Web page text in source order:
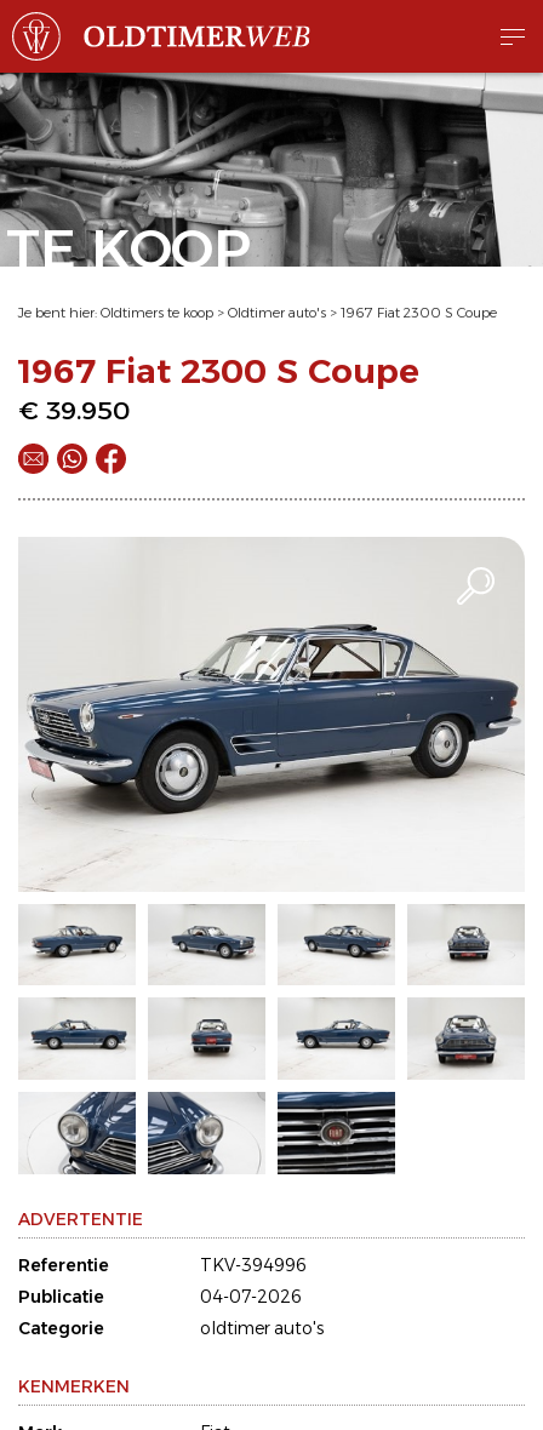
TE KOOP
Je bent hier: Oldtimers te koop > Oldtimer auto's > 1967 Fiat 2300 S Coupe
1967 Fiat 2300 S Coupe
€ 39.950
ADVERTENTIE
Referentie
TKV-394996
Publicatie
04-07-2026
Categorie
oldtimer auto's
KENMERKEN